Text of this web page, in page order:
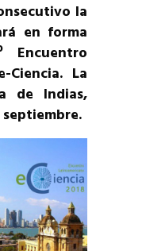
la
en forma
Ciencia. La
de Indias,
.